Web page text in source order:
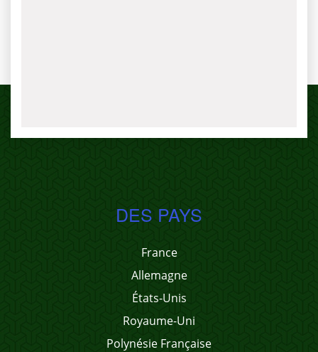
DES PAYS
France
Allemagne
États-Unis
Royaume-Uni
Polynésie Française